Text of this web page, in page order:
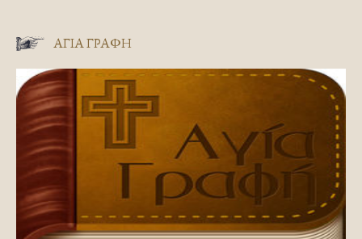
ΑΓΊΑ ΓΡΑΦΉ